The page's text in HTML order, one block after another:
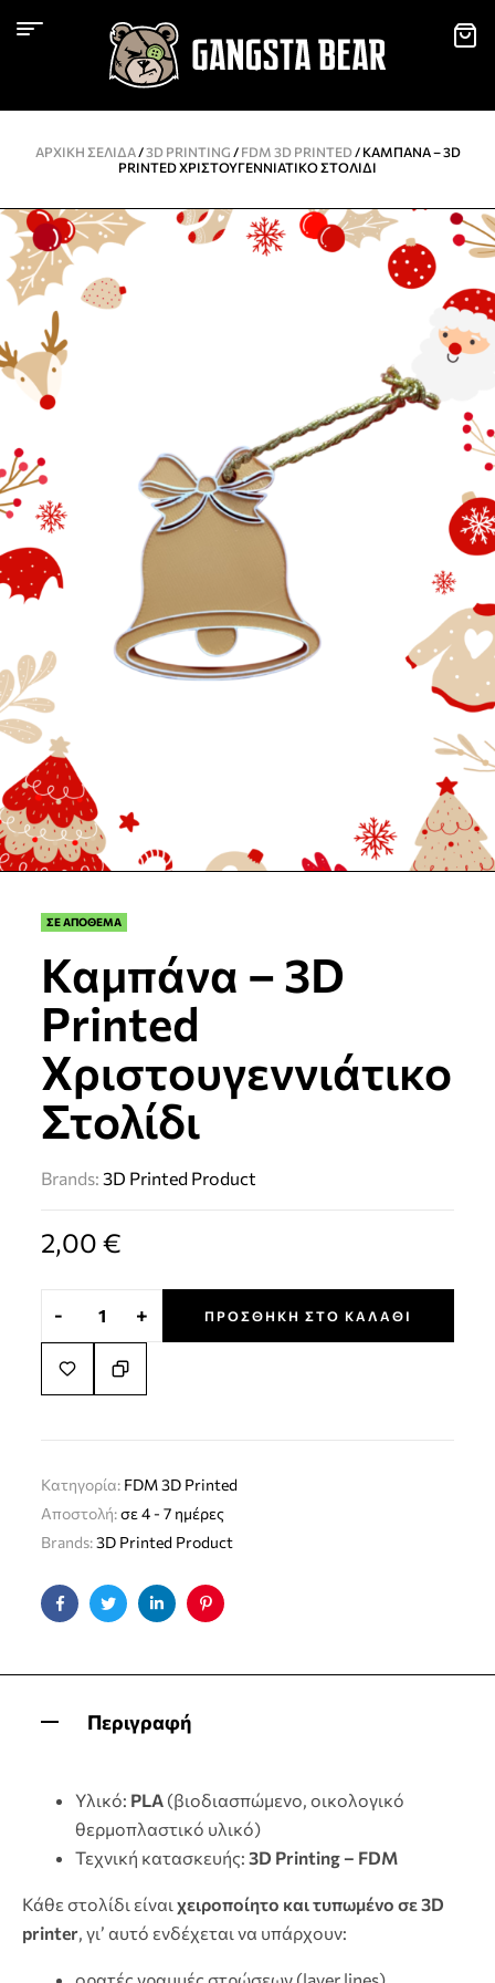
ΑΡΧΙΚΉ ΣΕΛΊΔΑ/3D PRINTING / FDM 3D PRINTED/ ΚΑΜΠΆΝΑ – 3D
PRINTED ΧΡΙΣΤΟΥΓΕΝΝΙΆΤΙΚΟ ΣΤΟΛΊΔΙ
ΣΕ ΑΠΟΘΕΜΑ
Καμπάνα – 3D
Printed
Χριστουγεννιάτικο
Στολίδι
Brands:3D Printed Product
2,00€
- + ΠΡΟΣΘΉΚΗ ΣΤΟ ΚΑΛΆΘΙ
Κατηγορία: FDM 3D Printed
Αποστολή:σε 4 - 7 ημέρες
Brands:3D Printed Product
FacebookTwitterLinkedinPinterest
Περιγραφή
Υλικό: PLA (βιοδιασπώμενο, οικολογικό
θερμοπλαστικό υλικό)
Τεχνική κατασκευής: 3D Printing – FDM
Κάθε στολίδι είναι χειροποίητο και τυπωμένο σε 3D
printer, γι’ αυτό ενδέχεται να υπάρχουν: